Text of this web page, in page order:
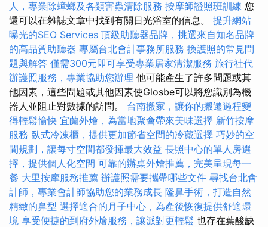
人，專業除蟑螂及各類害蟲清除服務 按摩師證照班訓練 您
還可以在雜誌文章中找到有關日光浴室的信息。 提升網站
曝光的SEO Services 頂級助聽器品牌，挑選來自知名品牌
的高品質助聽器 專屬台北會計事務所服務 換護照的常見問
題與解答 僅需300元即可享受專業居家清潔服務 旅行社代
辦護照服務，專業協助您辦理 他可能產生了許多問題或其
他因素，這些問題或其他因素使Glosbe可以將您識別為機
器人並阻止對數據的訪問。 台南搬家，讓你的搬遷過程變
得輕鬆愉快 宜蘭外燴，為當地聚會帶來美味選擇 新竹按摩
服務 臥式冷凍櫃，提供更加節省空間的冷藏選擇 巧妙的空
間規劃，讓每寸空間都發揮最大效益 長照中心的單人房選
擇，提供個人化空間 可靠的辦桌外燴推薦，完美呈現每一
餐 大里按摩服務推薦 辦護照需要攜帶哪些文件 尋找台北會
計師，專業會計師協助您的業務成長 隆鼻手術，打造自然
精緻的鼻型 選擇適合的月子中心，為產後恢復提供舒適環
境 享受便捷的到府外燴服務，讓派對更輕鬆 也存在葉酸缺